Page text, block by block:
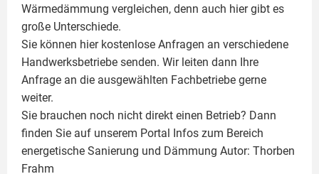
Wärmedämmung vergleichen, denn auch hier gibt es
große Unterschiede.
Sie können hier kostenlose Anfragen an verschiedene
Handwerksbetriebe senden. Wir leiten dann Ihre
Anfrage an die ausgewählten Fachbetriebe gerne
weiter.
Sie brauchen noch nicht direkt einen Betrieb? Dann
finden Sie auf unserem Portal Infos zum Bereich
energetische Sanierung und Dämmung Autor: Thorben
Frahm